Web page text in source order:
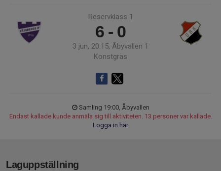
Reservklass 1
6 - 0
3 jun, 20:15, Åbyvallen 1
Konstgräs
Samling 19:00, Åbyvallen
Endast kallade kunde anmäla sig till aktiviteten. 13 personer var kallade.
Logga in här
Laguppställning